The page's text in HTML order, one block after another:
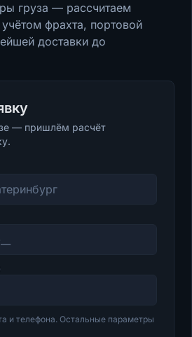
груза — рассчитаем
фрахта, портовой
доставки до
— пришлём расчёт
и телефона. Остальные параметры